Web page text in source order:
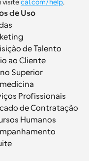
visite cal.com/help.
de Uso
de Talento
ao Cliente
Superior
Profissionais
de Contratação
Humanos